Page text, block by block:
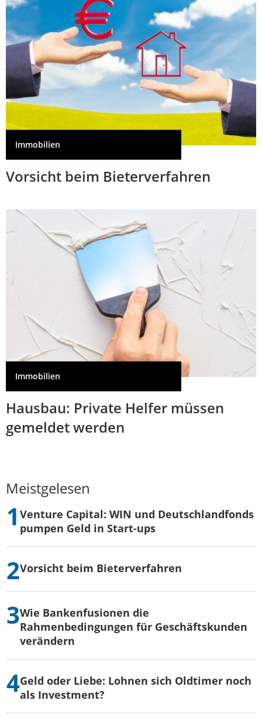
Immobilien
Vorsicht beim Bieterverfahren
Immobilien
Hausbau: Private Helfer müssen
gemeldet werden
Meistgelesen
Venture Capital: WIN und Deutschlandfonds
pumpen Geld in Start-ups
Vorsicht beim Bieterverfahren
Wie Bankenfusionen die
Rahmenbedingungen für Geschäftskunden
verändern
Geld oder Liebe: Lohnen sich Oldtimer noch
als Investment?